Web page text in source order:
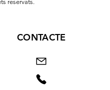
reservats.
CONTACTE